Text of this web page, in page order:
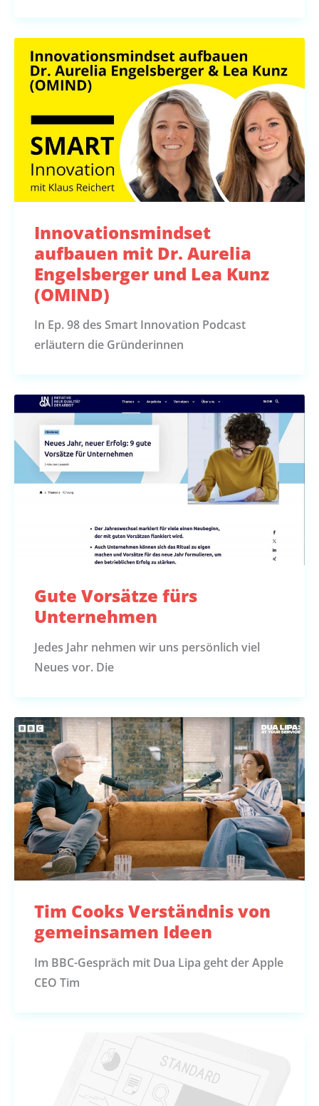
Innovationsmindset
aufbauen mit Dr. Aurelia
Engelsberger und Lea Kunz
(OMIND)
In Ep. 98 des Smart Innovation Podcast
erläutern die Gründerinnen
Gute Vorsätze fürs
Unternehmen
Jedes Jahr nehmen wir uns persönlich viel
Neues vor. Die
Tim Cooks Verständnis von
gemeinsamen Ideen
Im BBC-Gespräch mit Dua Lipa geht der Apple
CEO Tim